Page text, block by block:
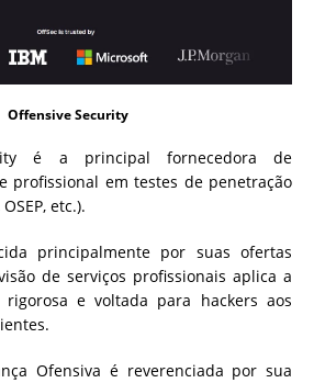
Offensive Security
é a principal fornecedora de
profissional em testes de penetração
etc.).
principalmente por suas ofertas
de serviços profissionais aplica a
rigorosa e voltada para hackers aos
Ofensiva é reverenciada por sua